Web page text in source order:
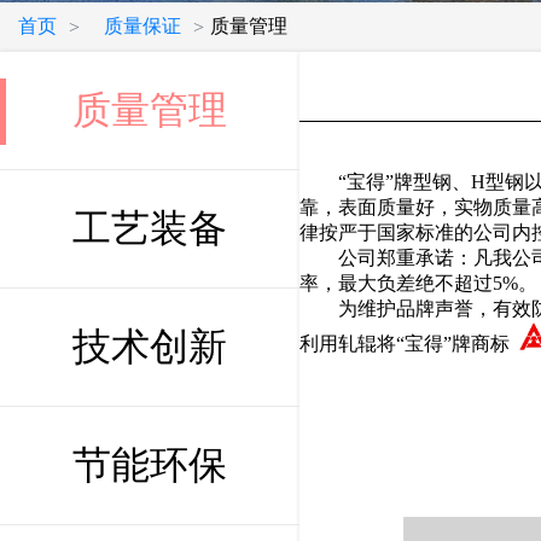
首页 > 质量保证 > 质量管理
质量管理
工艺装备
技术创新
节能环保
“宝得”牌型钢、H型钢以
靠，表面质量好，实物质量
律按严于国家标准的公司内
公司郑重承诺：凡我公司
率，最大负差绝不超过5%。
为维护品牌声誉，有效防
利用轧辊将“宝得”牌商标